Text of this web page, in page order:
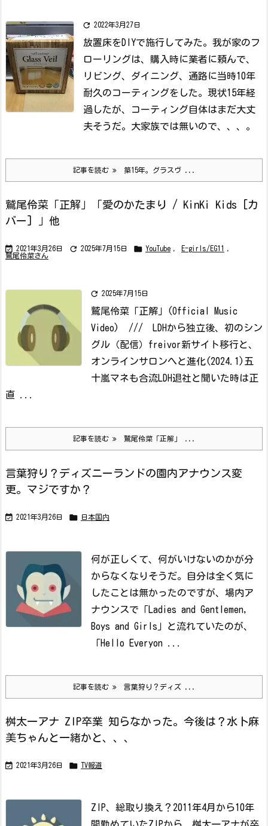
 2022年3月27日
放置床をDIYで施行してみた。 我が家のフ
ローリングは、購入時に業者に頼んで、
リビング、ダイニング、通路に当時10年
耐久のコーティングをした。現状15年経
過したが、コーティング自体はまだ大丈
夫そうだ。大家族では無いので、、、。
記事を読む 築15年。グラスヴ ...
鷲尾伶菜「正解」「愛のかたまり / KinKi Kids [カ
バー] 」他
 2021年3月26日  2025年7月15日  YouTube E-girls/EG11
鷲尾伶菜さん
 2025年7月15日
鷲尾伶菜「正解」(Official Music
Video) /// LDHから独立後、初のシン
グル（配信）freivor新サイト移行と、
オンラインサロンへと進化(2024.1) 五
十嵐マネも合流 LDH退社と聞いた時は正
直 ...
記事を読む 鷲尾伶菜「正解」 ...
言葉狩り？ディズニーランドの園内アナウンス変
更。マジですか？
 2021年3月26日  日本国内
何が正しくて、何がいけないのかが分
からなくなりそうだ。
自分は全く気に
したことは無かったのですが、場内ア
ナウンスで「Ladies and Gentlemen,
Boys and Girls」と流れていたのが、
「Hello Everyon ...
記事を読む 言葉狩り？ディズ ...
桝太一アナ ZIP卒業 知らなかった。今後は？水卜麻
美ちゃんと一緒かと、、、
 2021年3月26日  TV報道
ZIP、総取り換え？ 2011年4月から10年